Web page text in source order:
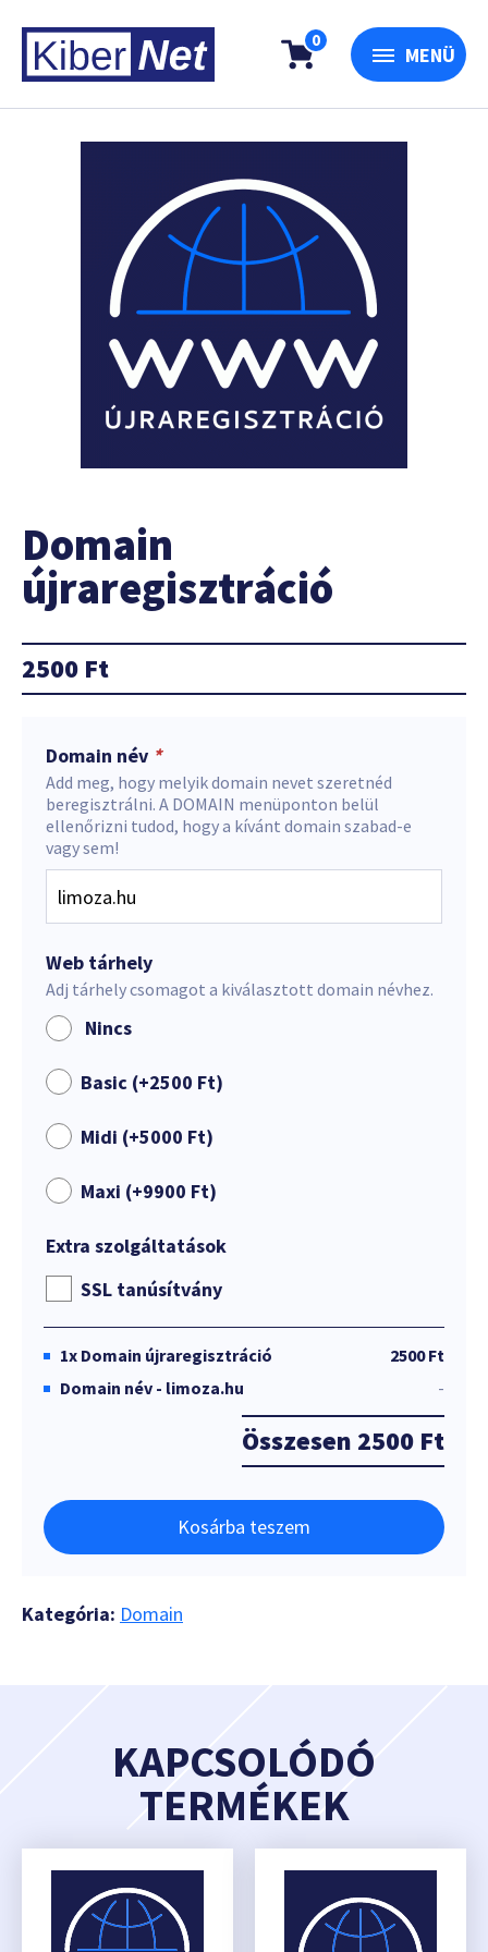
0
MENÜ
Domain
újraregisztráció
2500 Ft
Domain név *
Add meg, hogy melyik domain nevet szeretnéd
beregisztrálni. A DOMAIN menüponton belül
ellenőrizni tudod, hogy a kívánt domain szabad-e
vagy sem!
Web tárhely
Adj tárhely csomagot a kiválasztott domain névhez.
Nincs
Basic (+2500 Ft)
Midi (+5000 Ft)
Maxi (+9900 Ft)
Extra szolgáltatások
SSL tanúsítvány
1x Domain újraregisztráció
2500 Ft
Domain név - limoza.hu
-
Összesen 2500 Ft
Kosárba teszem
Kategória: Domain
KAPCSOLÓDÓ
TERMÉKEK